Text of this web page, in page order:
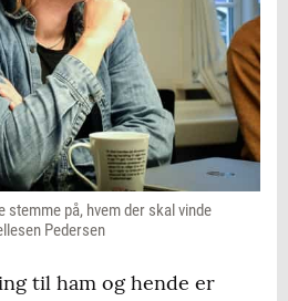
på, hvem der skal vinde
Pedersen
til ham og hende er